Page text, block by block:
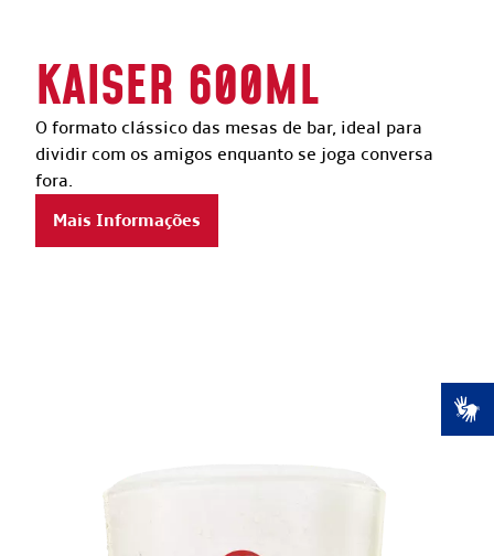
KAISER 600ML
O formato clássico das mesas de bar, ideal para
dividir com os amigos enquanto se joga conversa
fora.
Mais Informações